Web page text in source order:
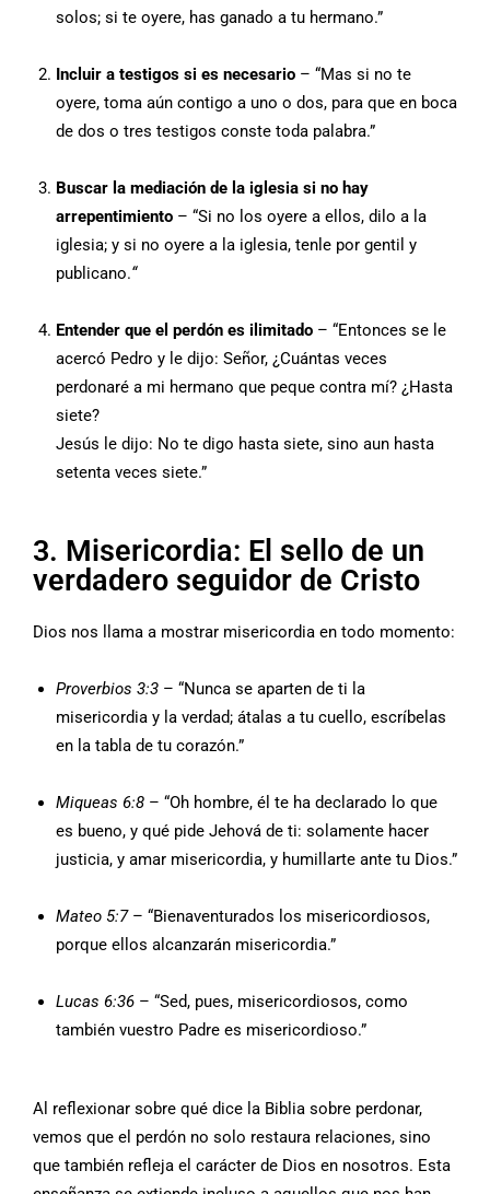
solos; si te oyere, has ganado a tu hermano.”
Incluir a testigos si es necesario – “Mas si no te
oyere, toma aún contigo a uno o dos, para que en boca
de dos o tres testigos conste toda palabra.”
Buscar la mediación de la iglesia si no hay
arrepentimiento – “Si no los oyere a ellos, dilo a la
iglesia; y si no oyere a la iglesia, tenle por gentil y
publicano.“
Entender que el perdón es ilimitado – “Entonces se le
acercó Pedro y le dijo: Señor, ¿Cuántas veces
perdonaré a mi hermano que peque contra mí? ¿Hasta
siete?
Jesús le dijo: No te digo hasta siete, sino aun hasta
setenta veces siete.”
3. Misericordia: El sello de un
verdadero seguidor de Cristo
Dios nos llama a mostrar misericordia en todo momento:
Proverbios 3:3 – “Nunca se aparten de ti la
misericordia y la verdad; átalas a tu cuello, escríbelas
en la tabla de tu corazón.”
Miqueas 6:8 – “Oh hombre, él te ha declarado lo que
es bueno, y qué pide Jehová de ti: solamente hacer
justicia, y amar misericordia, y humillarte ante tu Dios.”
Mateo 5:7– “Bienaventurados los misericordiosos,
porque ellos alcanzarán misericordia.”
Lucas 6:36 – “Sed, pues, misericordiosos, como
también vuestro Padre es misericordioso.”
Al reflexionar sobre qué dice la Biblia sobre perdonar,
vemos que el perdón no solo restaura relaciones, sino
que también refleja el carácter de Dios en nosotros. Esta